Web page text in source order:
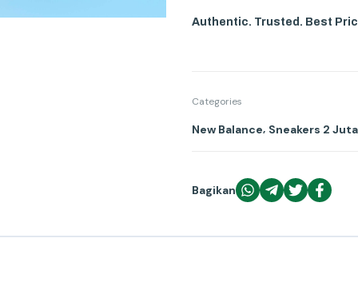
Authentic. Trusted. Best
Categories
New Balance, Sneakers 2
Bagikan